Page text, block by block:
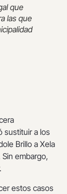
que
las que
sustituir a los
Brillo a Xela
embargo,
estos casos